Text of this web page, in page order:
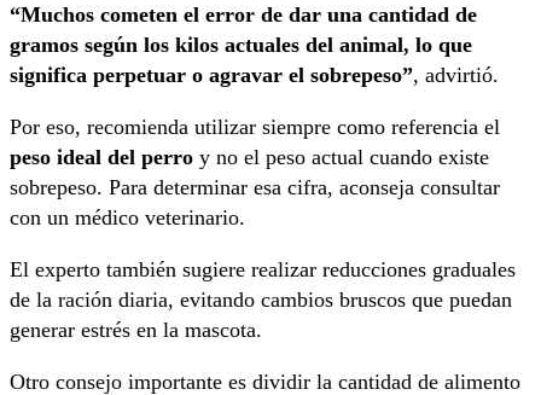
“Muchos cometen el error de dar una cantidad de
gramos según los kilos actuales del animal, lo que
significa perpetuar o agravar el sobrepeso”, advirtió.
Por eso, recomienda utilizar siempre como referencia el
peso ideal del perro y no el peso actual cuando existe
sobrepeso. Para determinar esa cifra, aconseja consultar
con un médico veterinario.
El experto también sugiere realizar reducciones graduales
de la ración diaria, evitando cambios bruscos que puedan
generar estrés en la mascota.
Otro consejo importante es dividir la cantidad de alimento